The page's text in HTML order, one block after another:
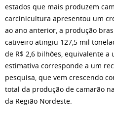
estados que mais produzem
carcinicultura apresentou um
ao ano anterior, a produção
cativeiro atingiu 127,5 mil
de R$ 2,6 bilhões, equivalente a
estimativa corresponde a um
pesquisa, que vem crescendo
total da produção de camarão
da Região Nordeste.